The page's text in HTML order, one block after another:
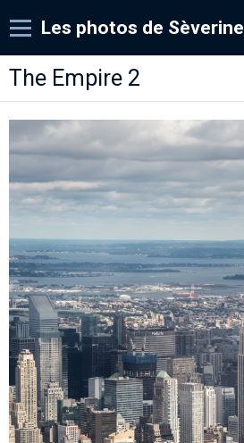
Les photos de Sèverine
Accueil
Expos
Contact
The Empire 2